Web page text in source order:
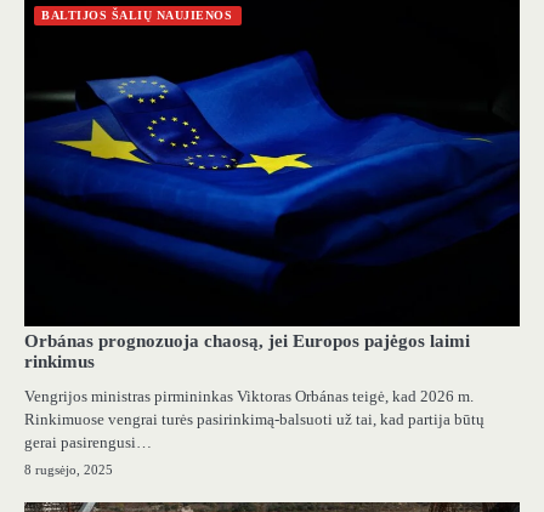
BALTIJOS ŠALIŲ NAUJIENOS
Orbánas prognozuoja chaosą, jei Europos pajėgos laimi
rinkimus
Vengrijos ministras pirmininkas Viktoras Orbánas teigė, kad 2026 m.
Rinkimuose vengrai turės pasirinkimą-balsuoti už tai, kad partija būtų
gerai pasirengusi…
8 rugsėjo, 2025